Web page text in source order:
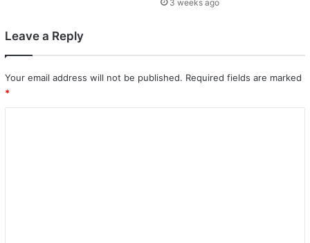
3 weeks ago
Leave a Reply
Your email address will not be published. Required fields are marked
*